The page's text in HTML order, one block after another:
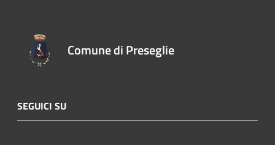
Comune di Preseglie
SEGUICI SU